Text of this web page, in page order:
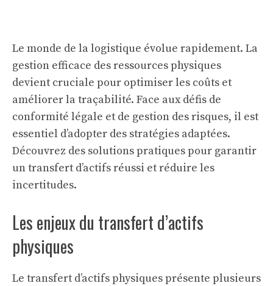
Le monde de la logistique évolue rapidement. La
gestion efficace des ressources physiques
devient cruciale pour optimiser les coûts et
améliorer la traçabilité. Face aux défis de
conformité légale et de gestion des risques, il est
essentiel d’adopter des stratégies adaptées.
Découvrez des solutions pratiques pour garantir
un transfert d’actifs réussi et réduire les
incertitudes.
Les enjeux du transfert d’actifs
physiques
Le transfert d’actifs physiques présente plusieurs